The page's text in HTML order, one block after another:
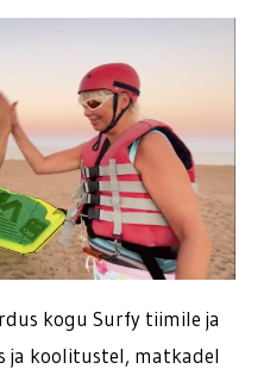
kogu Surfy tiimile ja
ja koolitustel, matkadel